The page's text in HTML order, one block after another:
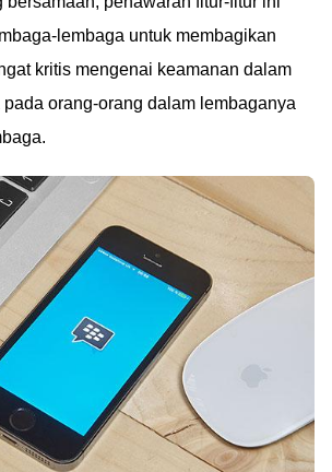
lembaga untuk membagikan
kritis mengenai keamanan dalam
orang-orang dalam lembaganya